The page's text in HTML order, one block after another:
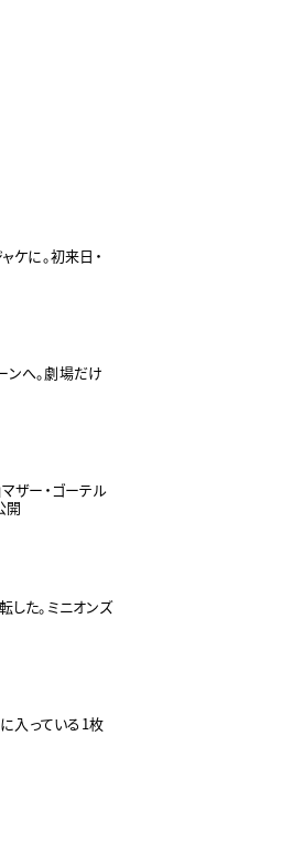
ケに。初来日・
ンへ。劇場だけ
ザー・ゴーテル
開
た。ミニオンズ
に入っている1枚